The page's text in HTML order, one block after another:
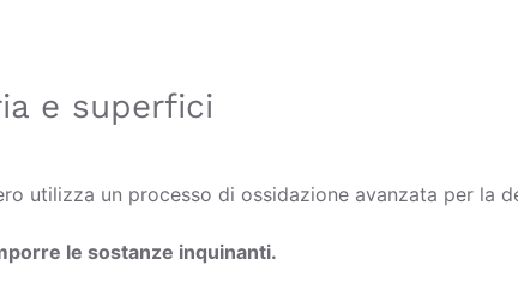
e superfici
utilizza un processo di ossidazione avanzata per la
le sostanze inquinanti.